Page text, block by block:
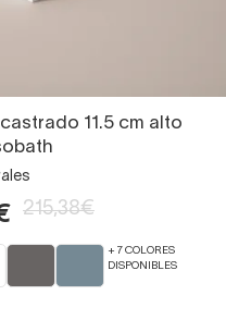
11.5 cm alto
215,38€
+ 7 COLORES
DISPONIBLES